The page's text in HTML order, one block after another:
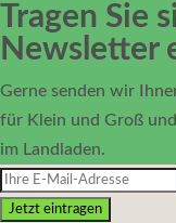
Tragen Sie
Newsletter
Gerne senden wir
für Klein und Groß
im Landladen.
Jetzt eintragen